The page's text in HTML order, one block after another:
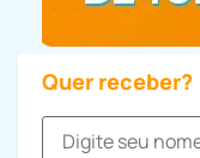
Quer receber?